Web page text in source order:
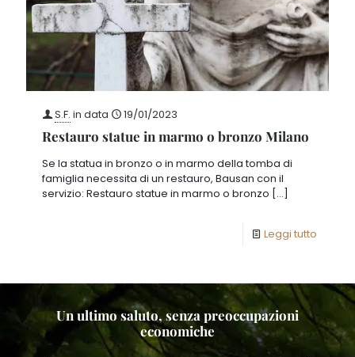
S.F. in data 19/01/2023
Restauro statue in marmo o bronzo Milano
Se la statua in bronzo o in marmo della tomba di
famiglia necessita di un restauro, Bausan con il
servizio: Restauro statue in marmo o bronzo […]
Leggi tutto
Un ultimo saluto, senza preoccupazioni
economiche